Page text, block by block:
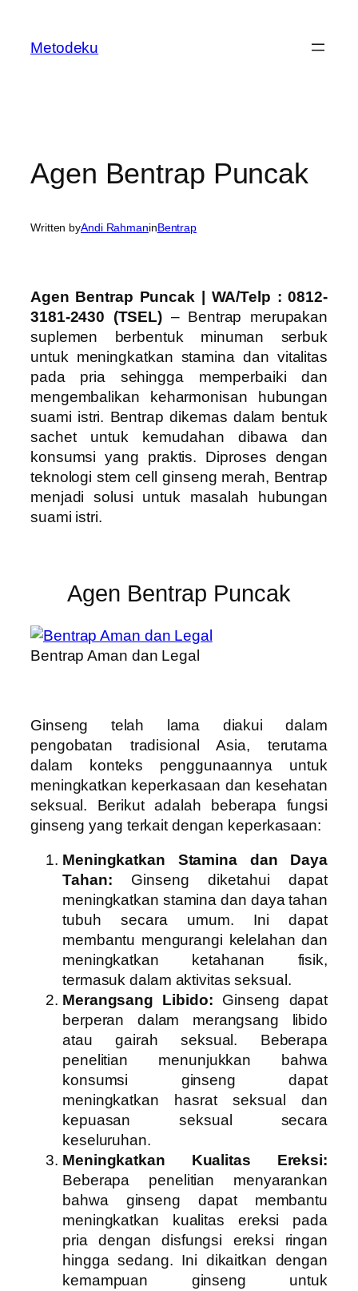
content
Metodeku
Agen Bentrap Puncak
Written byAndi RahmaninBentrap
Agen Bentrap Puncak | WA/Telp : 0812-
3181-2430 (TSEL) – Bentrap merupakan
suplemen berbentuk minuman serbuk
untuk meningkatkan stamina dan vitalitas
pada pria sehingga memperbaiki dan
mengembalikan keharmonisan hubungan
suami istri. Bentrap dikemas dalam bentuk
sachet untuk kemudahan dibawa dan
konsumsi yang praktis. Diproses dengan
teknologi stem cell ginseng merah, Bentrap
menjadi solusi untuk masalah hubungan
suami istri.
Agen Bentrap Puncak
Bentrap Aman dan Legal
Ginseng telah lama diakui dalam
pengobatan tradisional Asia, terutama
dalam konteks penggunaannya untuk
meningkatkan keperkasaan dan kesehatan
seksual. Berikut adalah beberapa fungsi
ginseng yang terkait dengan keperkasaan:
Meningkatkan Stamina dan Daya
Tahan: Ginseng diketahui dapat
meningkatkan stamina dan daya tahan
tubuh secara umum. Ini dapat
membantu mengurangi kelelahan dan
meningkatkan ketahanan fisik,
termasuk dalam aktivitas seksual.
Merangsang Libido: Ginseng dapat
berperan dalam merangsang libido
atau gairah seksual. Beberapa
penelitian menunjukkan bahwa
konsumsi ginseng dapat
meningkatkan hasrat seksual dan
kepuasan seksual secara
keseluruhan.
Meningkatkan Kualitas Ereksi:
Beberapa penelitian menyarankan
bahwa ginseng dapat membantu
meningkatkan kualitas ereksi pada
pria dengan disfungsi ereksi ringan
hingga sedang. Ini dikaitkan dengan
kemampuan ginseng untuk